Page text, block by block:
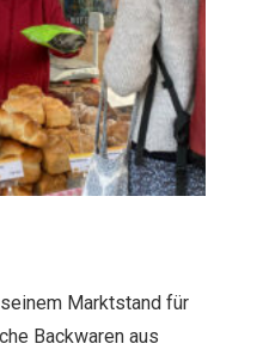
Marktstand für
Backwaren aus